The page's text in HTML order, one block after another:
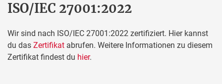
ISO/IEC 27001:2022
Wir sind nach ISO/IEC 27001:2022 zertifiziert. Hier kannst
du das Zertifikat abrufen. Weitere Informationen zu diesem
Zertifikat findest du hier.